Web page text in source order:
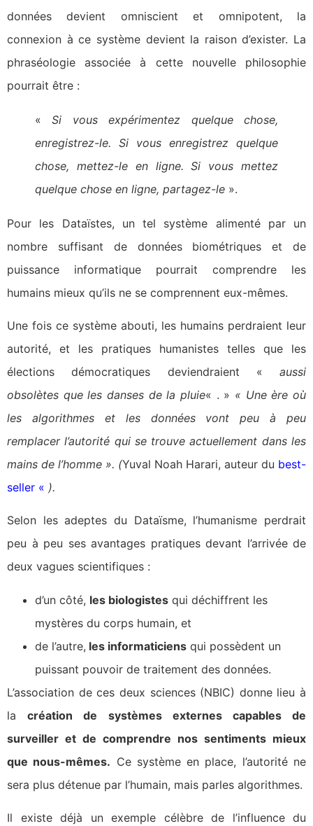
données devient omniscient et omnipotent, la
connexion à ce système devient la raison d’exister. La
phraséologie associée à cette nouvelle philosophie
pourrait être :
«Si vous expérimentez quelque chose,
enregistrez-le. Si vous enregistrez quelque
chose, mettez-le en ligne. Si vous mettez
quelque chose en ligne, partagez-le ».
Pour les Dataïstes, un tel système alimenté par un
nombre suffisant de données biométriques et de
puissance informatique pourrait comprendre les
humains mieux qu’ils ne se comprennent eux-mêmes.
Une fois ce système abouti, les humains perdraient leur
autorité, et les pratiques humanistes telles que les
élections démocratiques deviendraient « aussi
obsolètes que les danses de la pluie« . » « Une ère où
les algorithmes et les données vont peu à peu
remplacer l’autorité qui se trouve actuellement dans les
mains de l’homme ». (Yuval Noah Harari, auteur du best-
seller « ).
Selon les adeptes du Dataïsme, l’humanisme perdrait
peu à peu ses avantages pratiques devant l’arrivée de
deux vagues scientifiques :
d’un côté, les biologistes qui déchiffrent les
mystères du corps humain, et
de l’autre, les informaticiens qui possèdent un
puissant pouvoir de traitement des données.
L’association de ces deux sciences (NBIC) donne lieu à
lacréation de systèmes externes capables de
surveiller et de comprendre nos sentiments mieux
que nous-mêmes. Ce système en place, l’autorité ne
sera plus détenue par l’humain, mais parles algorithmes.
Il existe déjà un exemple célèbre de l’influence du